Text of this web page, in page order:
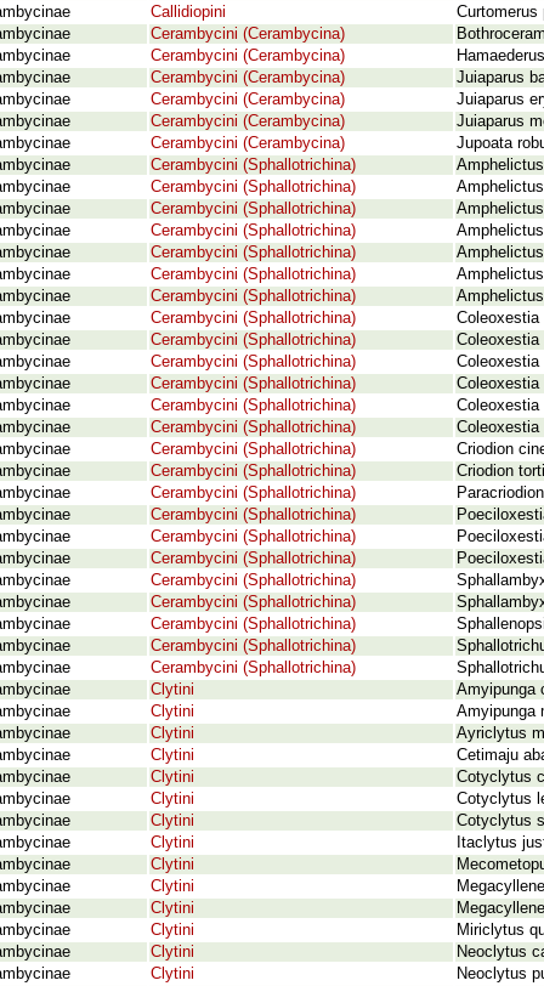
Callidiopini
Curtomerus
Cerambycini (Cerambycina)
Cerambycini (Cerambycina)
Cerambycini (Cerambycina)
Juiaparus
Cerambycini (Cerambycina)
Juiaparus
Cerambycini (Cerambycina)
Juiaparus
Cerambycini (Cerambycina)
Jupoata
Cerambycini (Sphallotrichina)
Cerambycini (Sphallotrichina)
Cerambycini (Sphallotrichina)
Cerambycini (Sphallotrichina)
Cerambycini (Sphallotrichina)
Cerambycini (Sphallotrichina)
Cerambycini (Sphallotrichina)
Cerambycini (Sphallotrichina)
Coleoxestia
Cerambycini (Sphallotrichina)
Coleoxestia
Cerambycini (Sphallotrichina)
Coleoxestia
Cerambycini (Sphallotrichina)
Coleoxestia
Cerambycini (Sphallotrichina)
Coleoxestia
Cerambycini (Sphallotrichina)
Coleoxestia
Cerambycini (Sphallotrichina)
Criodion
Cerambycini (Sphallotrichina)
Criodion
Cerambycini (Sphallotrichina)
Cerambycini (Sphallotrichina)
Cerambycini (Sphallotrichina)
Cerambycini (Sphallotrichina)
Cerambycini (Sphallotrichina)
Cerambycini (Sphallotrichina)
Cerambycini (Sphallotrichina)
Cerambycini (Sphallotrichina)
Cerambycini (Sphallotrichina)
Clytini
Amyipunga
Clytini
Amyipunga
Clytini
Ayriclytus
Clytini
Cetimaju
Clytini
Cotyclytus
Clytini
Cotyclytus
Clytini
Cotyclytus
Clytini
Itaclytus
Clytini
Clytini
Clytini
Clytini
Miriclytus
Clytini
Neoclytus
Clytini
Neoclytus